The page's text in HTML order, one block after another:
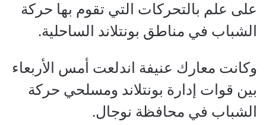
على علم بالتحركات التي تقوم بها حركة
الشباب في مناطق بونتلاند الساحلية.
وكانت معارك عنيفة اندلعت أمس الأربعاء
بين قوات إدارة بونتلاند ومسلحي حركة
الشباب في محافظة نوجال.